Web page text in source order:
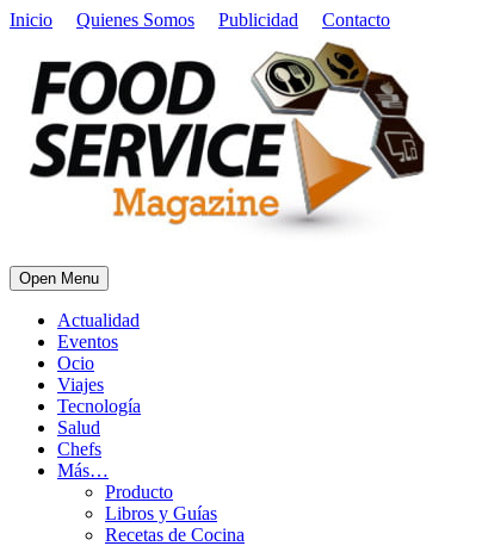
Inicio Quienes Somos Publicidad Contacto
Open Menu
Actualidad
Eventos
Ocio
Viajes
Tecnología
Salud
Chefs
Más…
Producto
Libros y Guías
Recetas de Cocina